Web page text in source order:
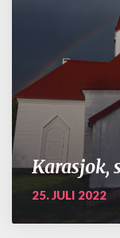
Karasjok,
25. JULI 2022